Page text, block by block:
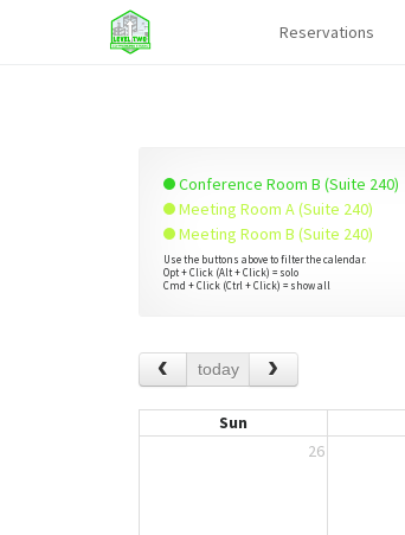
Reservations
Conference Room B (Suite 240)
Meeting Room A (Suite 240)
Meeting Room B (Suite 240)
Use the buttons above to filter the calendar.
Opt + Click (Alt + Click) = solo
Cmd + Click (Ctrl + Click) = show all
today
Sun
26